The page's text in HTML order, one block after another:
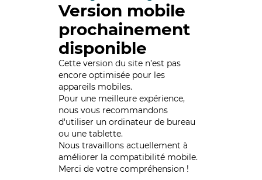
Version mobile
prochainement
disponible
Cette version du site n’est pas
encore optimisée pour les
appareils mobiles.
Pour une meilleure expérience,
nous vous recommandons
d'utiliser un ordinateur de bureau
ou une tablette.
Nous travaillons actuellement à
améliorer la compatibilité mobile.
Merci de votre compréhension !